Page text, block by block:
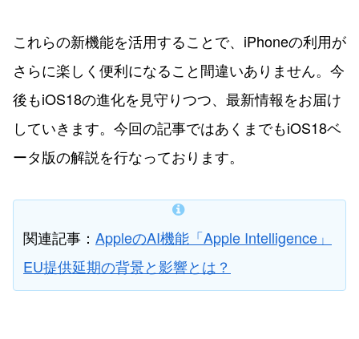
これらの新機能を活用することで、iPhoneの利用が
さらに楽しく便利になること間違いありません。今
後もiOS18の進化を見守りつつ、最新情報をお届け
していきます。今回の記事ではあくまでもiOS18ベ
ータ版の解説を行なっております。
関連記事： AppleのAI機能「Apple Intelligence」
EU提供延期の背景と影響とは？